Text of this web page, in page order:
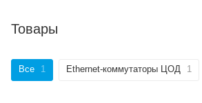
Товары
Все 1 Ethernet-коммутаторы ЦОД 1